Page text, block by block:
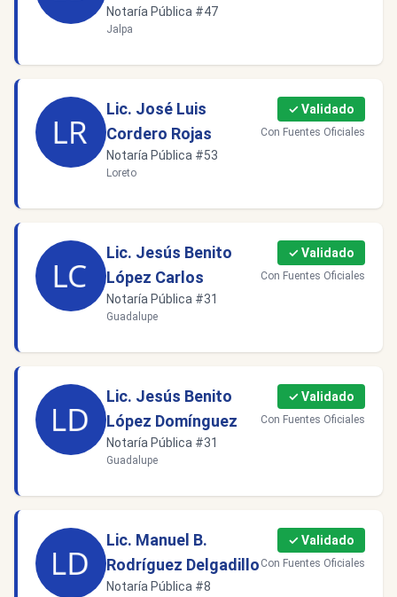
Notaría Pública #47
Jalpa
Lic. José Luis
Cordero Rojas
Notaría Pública #53
Loreto
✓ Validado
Con Fuentes Oficiales
Lic. Jesús Benito
López Carlos
Notaría Pública #31
Guadalupe
✓ Validado
Con Fuentes Oficiales
Lic. Jesús Benito
López Domínguez
Notaría Pública #31
Guadalupe
✓ Validado
Con Fuentes Oficiales
Lic. Manuel B.
Rodríguez Delgadillo
Notaría Pública #8
✓ Validado
Con Fuentes Oficiales